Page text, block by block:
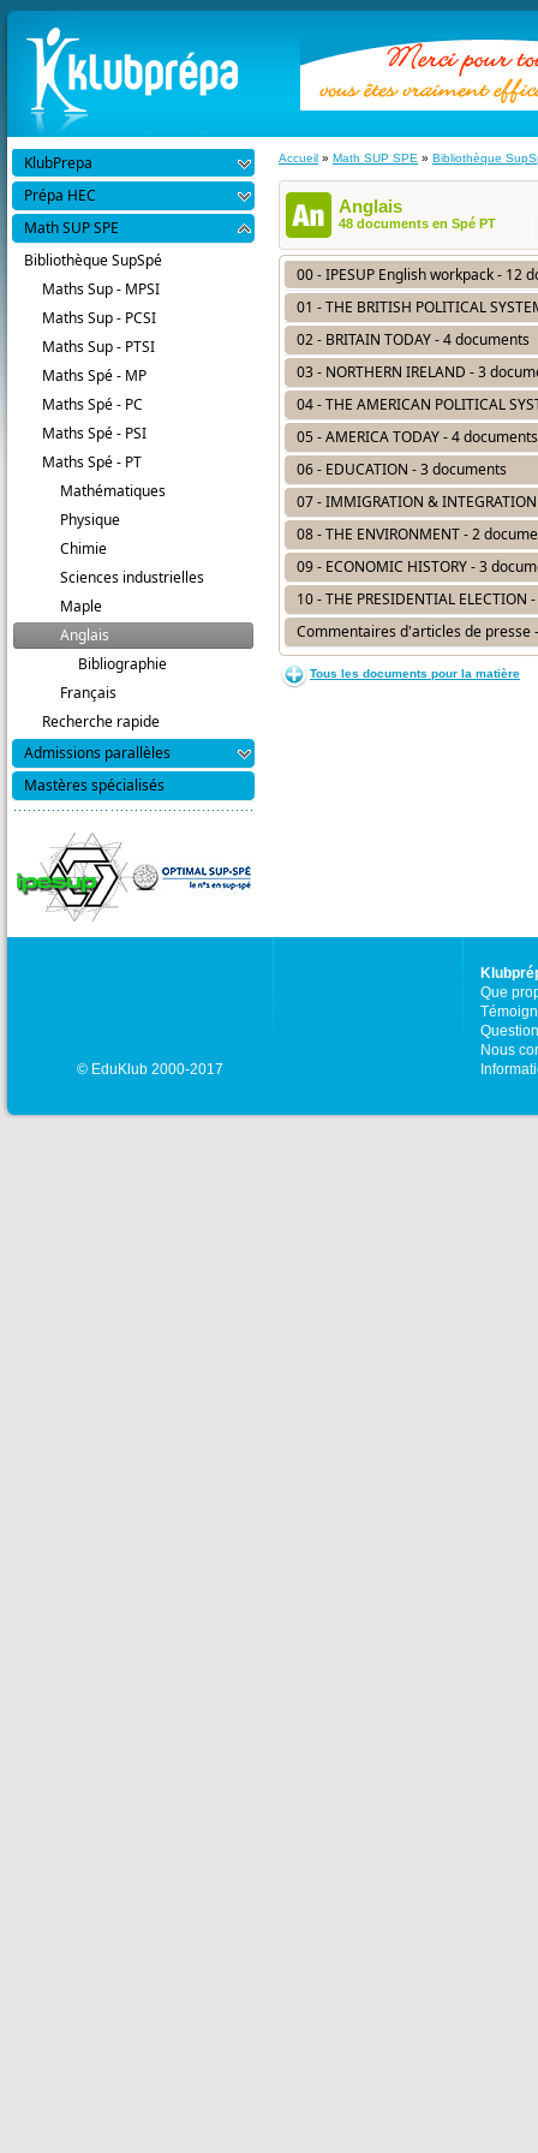
KlubPrepa
Prépa HEC
Math SUP SPE
Bibliothèque SupSpé
Maths Sup - MPSI
Maths Sup - PCSI
Maths Sup - PTSI
Maths Spé - MP
Maths Spé - PC
Maths Spé - PSI
Maths Spé - PT
Mathématiques
Physique
Chimie
Sciences industrielles
Maple
Anglais
Bibliographie
Français
Recherche rapide
Admissions parallèles
Mastères spécialisés
Accueil » Math SUP SPE » Bibliothèque
Anglais
48 documents en Spé PT
00 - IPESUP English workpack - 12
01 - THE BRITISH POLITICAL
02 - BRITAIN TODAY - 4 documents
03 - NORTHERN IRELAND - 3
04 - THE AMERICAN POLITICAL
05 - AMERICA TODAY - 4 documents
06 - EDUCATION - 3 documents
07 - IMMIGRATION &
08 - THE ENVIRONMENT - 2
09 - ECONOMIC HISTORY - 3
10 - THE PRESIDENTIAL
Commentaires d'articles de presse
Tous les documents pour la matière
© EduKlub 2000-2017
Que
Nous